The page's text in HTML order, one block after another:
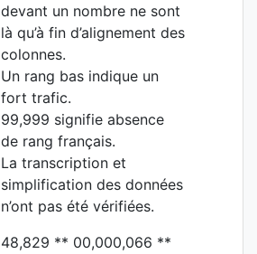
devant un nombre ne sont
là qu’à fin d’alignement des
colonnes.
Un rang bas indique un
fort trafic.
99,999 signifie absence
de rang français.
La transcription et
simplification des données
n’ont pas été vérifiées.
48,829 ** 00,000,066 **